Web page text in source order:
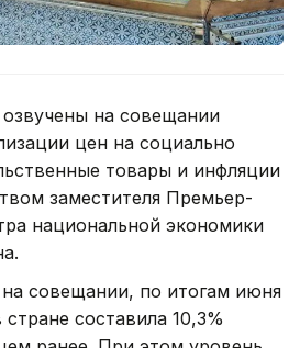
на совещании
цен на социально
товары и инфляции
заместителя Премьер-
национальной экономики
совещании, по итогам июня
составила 10,3%